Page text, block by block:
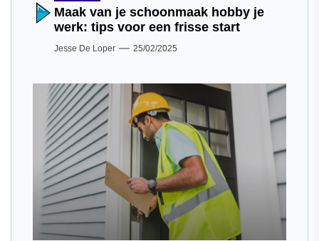
Maak van je schoonmaak hobby je
werk: tips voor een frisse start
Jesse De Loper 25/02/2025